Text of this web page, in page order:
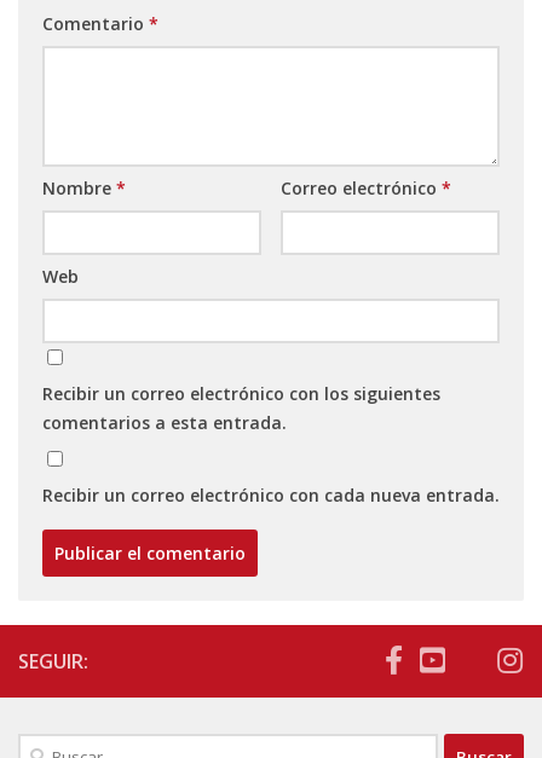
Comentario *
Nombre * Correo electrónico *
Web
Recibir un correo electrónico con los siguientes
comentarios a esta entrada.
Recibir un correo electrónico con cada nueva entrada.
SEGUIR:
Buscar: